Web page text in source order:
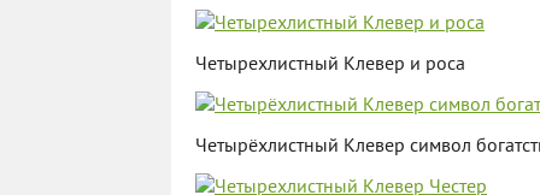
Четырехлистный Клевер и роса
Четырёхлистный Клевер символ